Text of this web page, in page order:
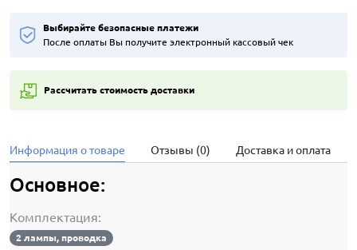
Выбирайте безопасные платежи
После оплаты Вы получите электронный кассовый чек
Рассчитать стоимость доставки
Информация о товаре Отзывы (0) Доставка и оплата
Основное:
Комплектация:
2 лампы, проводка